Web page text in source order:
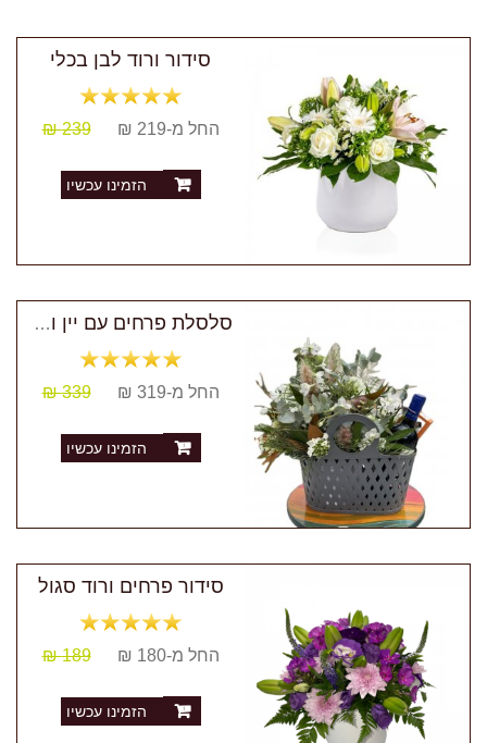
סידור ורוד לבן בכלי
החל מ-219 ₪ 239 ₪
הזמינו עכשיו
סלסלת פרחים עם יין ושוקולד
החל מ-319 ₪ 339 ₪
הזמינו עכשיו
סידור פרחים ורוד סגול
החל מ-180 ₪ 189 ₪
הזמינו עכשיו